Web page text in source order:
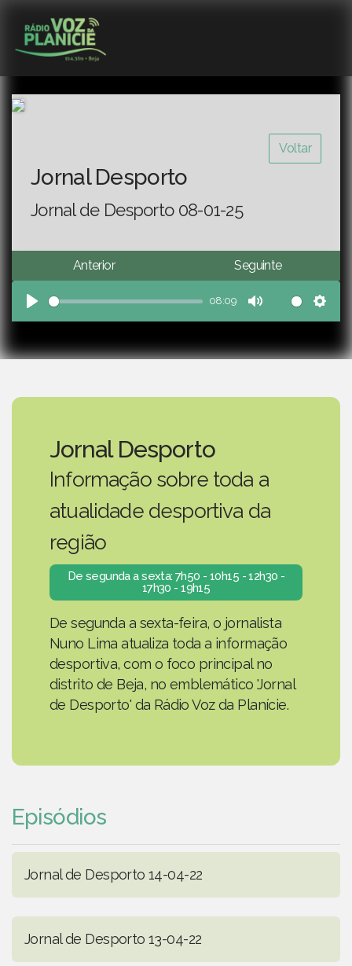
Voltar
Jornal Desporto
Jornal de Desporto 08-01-25
Anterior Seguinte
Play
08:09
Mute
Jornal Desporto
Informação sobre toda a
atualidade desportiva da
região
De segunda a sexta: 7h50 - 10h15 - 12h30 -
17h30 - 19h15
De segunda a sexta-feira, o jornalista
Nuno Lima atualiza toda a informação
desportiva, com o foco principal no
distrito de Beja, no emblemático 'Jornal
de Desporto' da Rádio Voz da Planície.
Episódios
Jornal de Desporto 14-04-22
Jornal de Desporto 13-04-22